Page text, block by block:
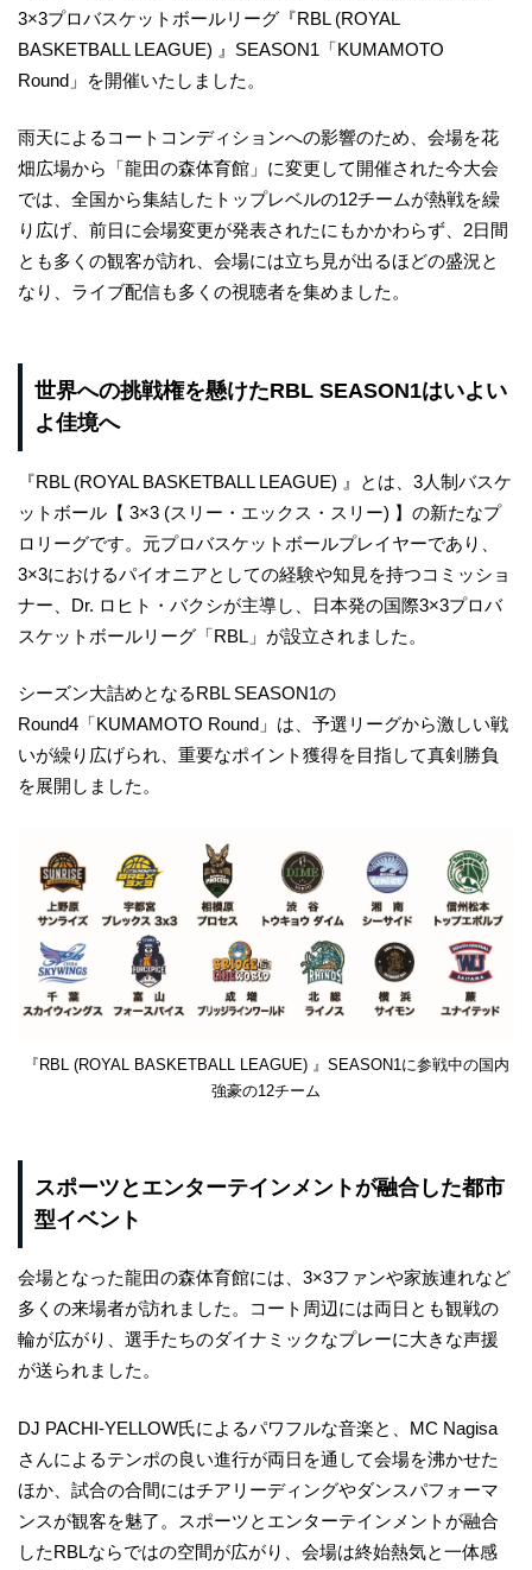
3×3プロバスケットボールリーグ『RBL (ROYAL
BASKETBALL LEAGUE) 』SEASON1「KUMAMOTO
Round」を開催いたしました。
雨天によるコートコンディションへの影響のため、会場を花
畑広場から「龍田の森体育館」に変更して開催された今大会
では、全国から集結したトップレベルの12チームが熱戦を繰
り広げ、前日に会場変更が発表されたにもかかわらず、2日間
とも多くの観客が訪れ、会場には立ち見が出るほどの盛況と
なり、ライブ配信も多くの視聴者を集めました。
世界への挑戦権を懸けたRBL SEASON1はいよい
よ佳境へ
『RBL (ROYAL BASKETBALL LEAGUE) 』とは、3人制バスケ
ットボール【 3×3 (スリー・エックス・スリー) 】の新たなプ
ロリーグです。元プロバスケットボールプレイヤーであり、
3×3におけるパイオニアとしての経験や知見を持つコミッショ
ナー、Dr. ロヒト・バクシが主導し、日本発の国際3×3プロバ
スケットボールリーグ「RBL」が設立されました。
シーズン大詰めとなるRBL SEASON1の
Round4「KUMAMOTO Round」は、予選リーグから激しい戦
いが繰り広げられ、重要なポイント獲得を目指して真剣勝負
を展開しました。
『RBL (ROYAL BASKETBALL LEAGUE) 』SEASON1に参戦中の国内
強豪の12チーム
スポーツとエンターテインメントが融合した都市
型イベント
会場となった龍田の森体育館には、3×3ファンや家族連れなど
多くの来場者が訪れました。コート周辺には両日とも観戦の
輪が広がり、選手たちのダイナミックなプレーに大きな声援
が送られました。
DJ PACHI-YELLOW氏によるパワフルな音楽と、MC Nagisa
さんによるテンポの良い進行が両日を通して会場を沸かせた
ほか、試合の合間にはチアリーディングやダンスパフォーマ
ンスが観客を魅了。スポーツとエンターテインメントが融合
したRBLならではの空間が広がり、会場は終始熱気と一体感